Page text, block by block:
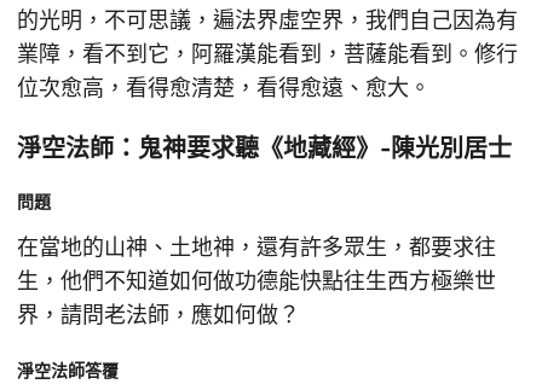
的光明，不可思議，遍法界虛空界，我們自己因為有
業障，看不到它，阿羅漢能看到，菩薩能看到。修行
位次愈高，看得愈清楚，看得愈遠、愈大。
淨空法師：鬼神要求聽《地藏經》-陳光別居士
問題
在當地的山神、土地神，還有許多眾生，都要求往
生，他們不知道如何做功德能快點往生西方極樂世
界，請問老法師，應如何做？
淨空法師答覆